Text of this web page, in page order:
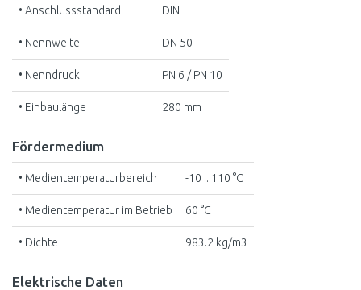
• Anschlussstandard DIN
• Nennweite DN 50
• Nenndruck PN 6 / PN 10
• Einbaulänge 280 mm
Fördermedium
• Medientemperaturbereich -10 .. 110 °C
• Medientemperatur im Betrieb 60 °C
• Dichte 983.2 kg/m3
Elektrische Daten